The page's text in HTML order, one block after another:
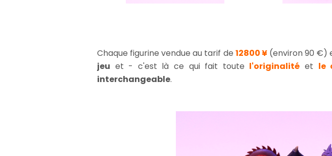
Chaque figurine vendue au tarif de 12800¥(environ 90 €)
jeu et - c'est là ce qui fait toute l'originalité et le
interchangeable.